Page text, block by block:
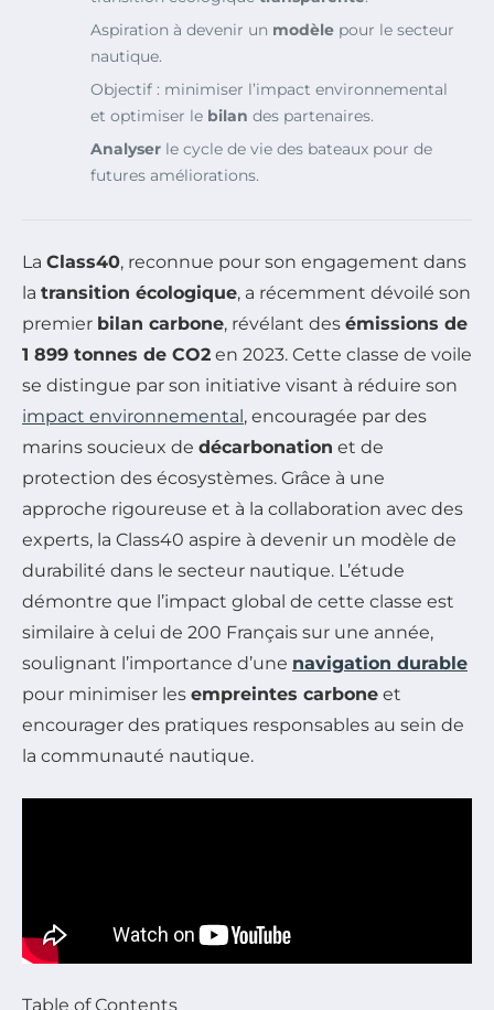
Aspiration à devenir un modèle pour le secteur
nautique.
Objectif : minimiser l’impact environnemental
et optimiser le bilan des partenaires.
Analyser le cycle de vie des bateaux pour de
futures améliorations.
La Class40, reconnue pour son engagement dans
la transition écologique, a récemment dévoilé son
premier bilan carbone, révélant des émissions de
1 899 tonnes de CO2 en 2023. Cette classe de voile
se distingue par son initiative visant à réduire son
impact environnemental, encouragée par des
marins soucieux de décarbonation et de
protection des écosystèmes. Grâce à une
approche rigoureuse et à la collaboration avec des
experts, la Class40 aspire à devenir un modèle de
durabilité dans le secteur nautique. L’étude
démontre que l’impact global de cette classe est
similaire à celui de 200 Français sur une année,
soulignant l’importance d’une navigation durable
pour minimiser les empreintes carbone et
encourager des pratiques responsables au sein de
la communauté nautique.
Table of Contents